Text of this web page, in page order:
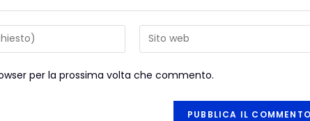
per la prossima volta che commento.